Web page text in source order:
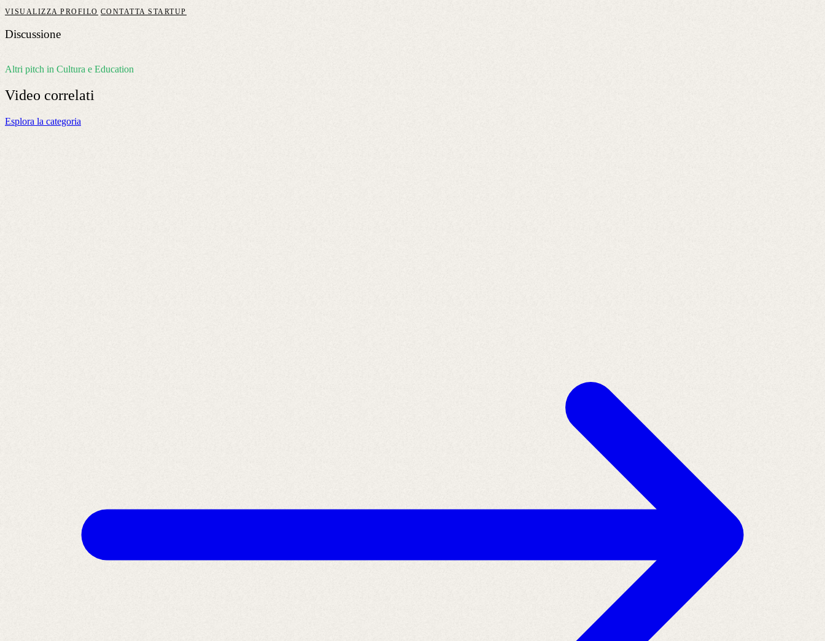
VISUALIZZA PROFILO CONTATTA STARTUP
Discussione
Altri pitch in Cultura e Education
Video correlati
Esplora la categoria